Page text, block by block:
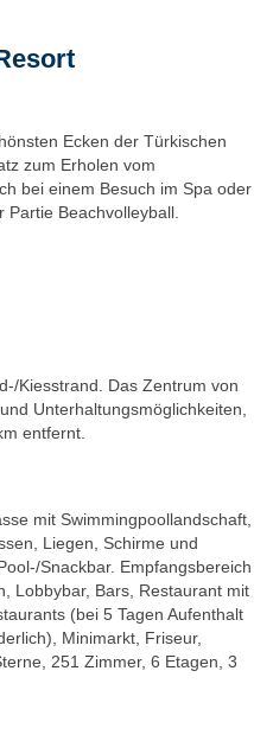
Ecken der Türkischen
zum Erholen vom
bei einem Besuch im Spa oder
Beachvolleyball.
Kiesstrand. Das Zentrum von
Unterhaltungsmöglichkeiten,
entfernt.
mit Swimmingpoollandschaft,
Liegen, Schirme und
Snackbar. Empfangsbereich
Lobbybar, Bars, Restaurant mit
(bei 5 Tagen Aufenthalt
Minimarkt, Friseur,
251 Zimmer, 6 Etagen, 3